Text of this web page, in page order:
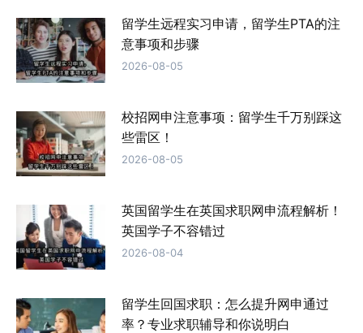
留学生远程实习申请，留学生PTA的注
意事项和步骤
2026-08-05
校招网申注意事项：留学生千万别踩这
些雷区！
2026-08-05
英国留学生在英国求职网申流程解析！
英国学子不容错过
2026-08-04
留学生回国求职：怎么提升网申通过
率？专业求职辅导和你说明白